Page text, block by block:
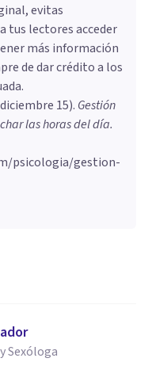
evitas
tus lectores acceder
más información
de dar crédito a los
15). Gestión
las horas del día.
psicologia/gestion-
Sexóloga